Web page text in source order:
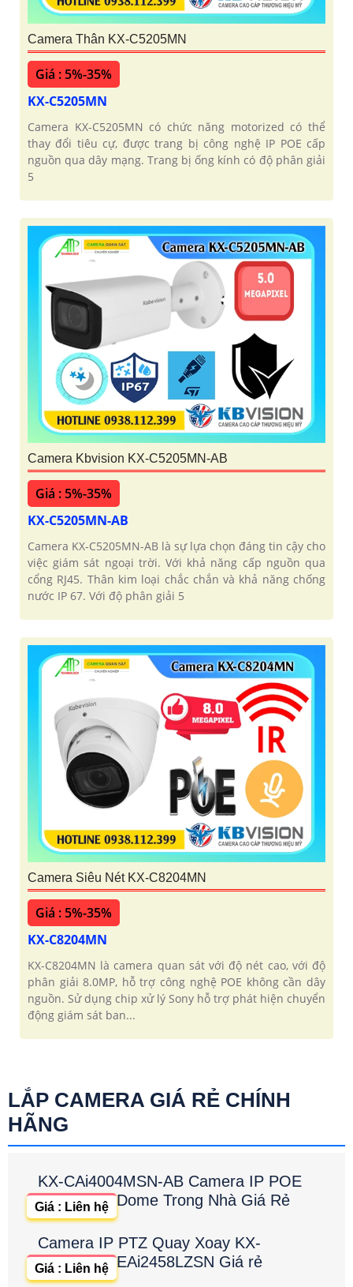
Camera Thân KX-C5205MN
Giá : 5%-35%
KX-C5205MN
Camera KX-C5205MN có chức năng motorized có thể
thay đổi tiêu cự, được trang bị công nghệ IP POE cấp
nguồn qua dây mạng. Trang bị ống kính có độ phân giải
5
Camera Kbvision KX-C5205MN-AB
Giá : 5%-35%
KX-C5205MN-AB
Camera KX-C5205MN-AB là sự lựa chọn đáng tin cậy cho
việc giám sát ngoại trời. Với khả năng cấp nguồn qua
cổng RJ45. Thân kim loại chắc chắn và khả năng chống
nước IP 67. Với độ phân giải 5
Camera Siêu Nét KX-C8204MN
Giá : 5%-35%
KX-C8204MN
KX-C8204MN là camera quan sát với độ nét cao, với độ
phân giải 8.0MP, hỗ trợ công nghệ POE không cần dây
nguồn. Sử dụng chip xử lý Sony hỗ trợ phát hiện chuyển
động giám sát ban...
LẮP CAMERA GIÁ RẺ CHÍNH
HÃNG
KX-CAi4004MSN-AB Camera IP POE
Dome Trong Nhà Giá Rẻ
Giá : Liên hệ
Camera IP PTZ Quay Xoay KX-
EAi2458LZSN Giá rẻ
Giá : Liên hệ